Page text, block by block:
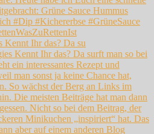
Kennt Ihr das? Da su